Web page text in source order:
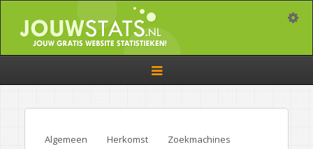
Toggle
navigation
Algemeen Herkomst
Zoekmachines